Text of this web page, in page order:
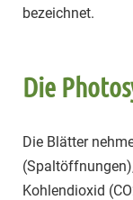
bezeichnet.
Die
Die Blätter
Kohlendioxid